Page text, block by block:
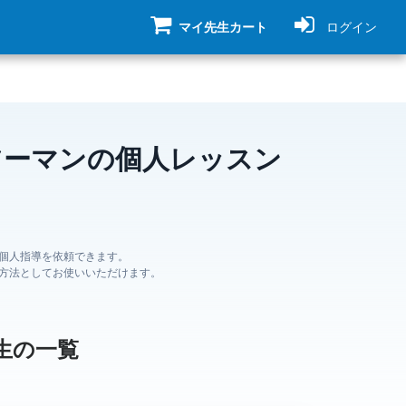
マイ先生カート ログイン
マンの個人レッスン
指導を依頼できます。
としてお使いいただけます。
の一覧